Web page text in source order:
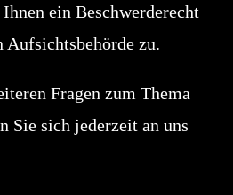
ein Beschwerderecht
Aufsichtsbehörde zu.
Fragen zum Thema
Sie sich jederzeit an uns